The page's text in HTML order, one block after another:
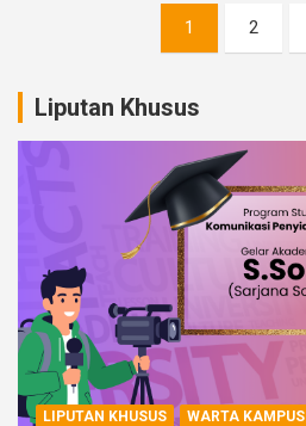
1 2
Liputan Khusus
LIPUTAN KHUSUS WARTA KAMPUS